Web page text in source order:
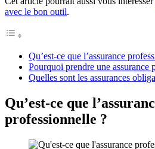
avec le bon outil.
Qu’est-ce que l’assurance
Pourquoi prendre une assurance
Quelles sont les assurances
Qu’est-ce que
professionnelle ?